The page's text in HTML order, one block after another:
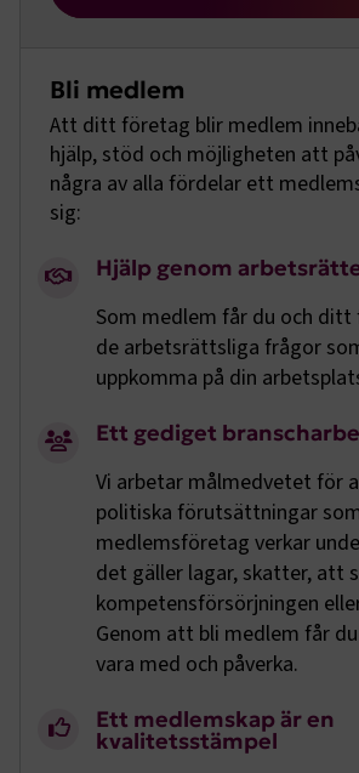
Bli medlem
Att ditt företag blir medlem
hjälp, stöd och möjligheten att
några av alla fördelar ett
sig:
Hjälp genom
Som medlem får du och
de arbetsrättsliga frågor
uppkomma på din
Ett gediget
Vi arbetar målmedvetet för
politiska förutsättningar
medlemsföretag verkar
det gäller lagar, skatter, att
kompetensförsörjningen
Genom att bli medlem får
vara med och påverka.
Ett medlemskap är en
kvalitetsstämpel